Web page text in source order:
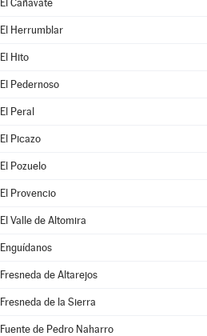
El Cañavate
El Herrumblar
El Hito
El Pedernoso
El Peral
El Picazo
El Pozuelo
El Provencio
El Valle de Altomira
Enguídanos
Fresneda de Altarejos
Fresneda de la Sierra
Fuente de Pedro Naharro